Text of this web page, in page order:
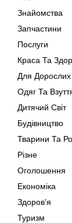
Знайомства
Запчастини
Послуги
Краса Та
Для Дорослих
Одяг Та
Дитячий Світ
Будівництво
Тварини Та
Різне
Оголошення
Економіка
Здоров'я
Туризм